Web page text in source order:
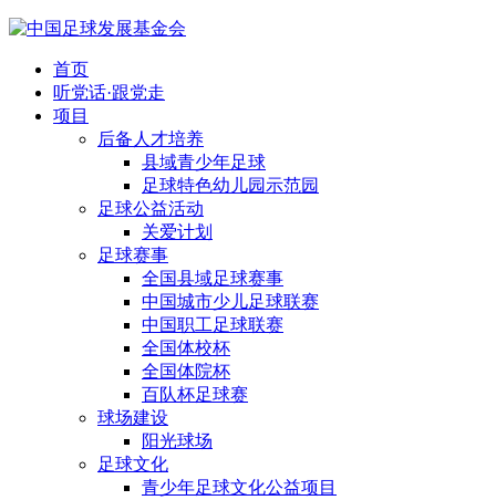
首页
听党话·跟党走
项目
后备人才培养
县域青少年足球
足球特色幼儿园示范园
足球公益活动
关爱计划
足球赛事
全国县域足球赛事
中国城市少儿足球联赛
中国职工足球联赛
全国体校杯
全国体院杯
百队杯足球赛
球场建设
阳光球场
足球文化
青少年足球文化公益项目